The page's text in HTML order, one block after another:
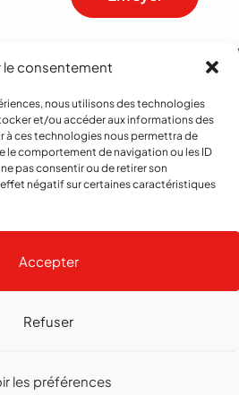
le consentement
nous utilisons des technologies
et/ou accéder aux informations des
à ces technologies nous permettra de
le comportement de navigation ou les ID
pas consentir ou de retirer son
négatif sur certaines caractéristiques
Accepter
Refuser
les préférences